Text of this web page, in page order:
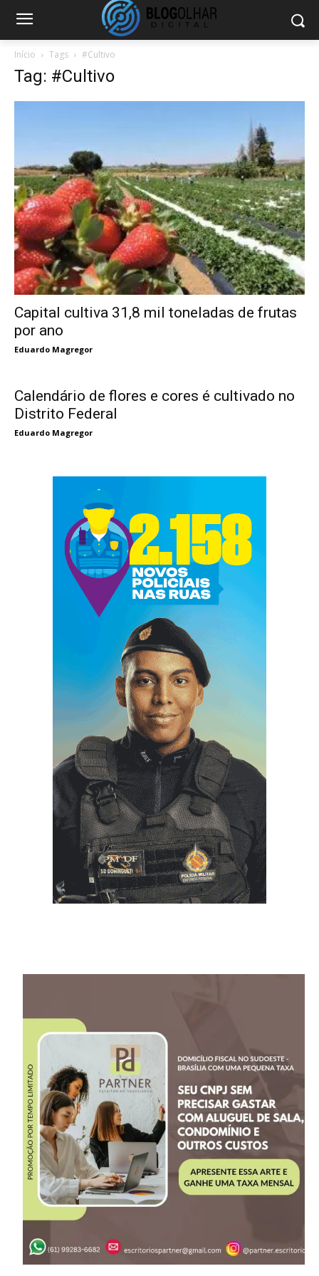
Início Tags #Cultivo
Tag: #Cultivo
Capital cultiva 31,8 mil toneladas de frutas
por ano
Eduardo Magregor
Calendário de flores e cores é cultivado no
Distrito Federal
Eduardo Magregor